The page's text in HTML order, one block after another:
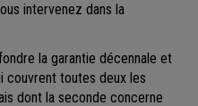
intervenez dans la
la garantie décennale et
couvrent toutes deux les
dont la seconde concerne